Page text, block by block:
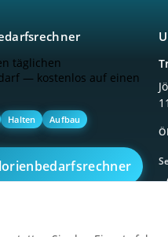
täglichen
— kostenlos auf einen
Halten Aufbau